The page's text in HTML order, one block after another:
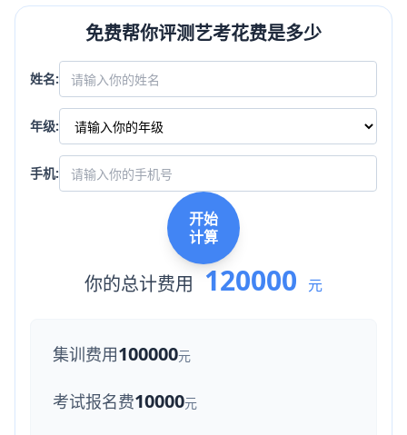
免费帮你评测艺考花费是多少
姓名:
年级:
手机:
开始
计算
你的总计费用 120000 元
集训费用100000元
考试报名费10000元